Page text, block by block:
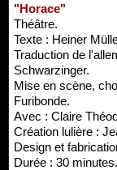
"Horace"
Théâtre.
Texte : Heiner
Traduction de
Schwarzinger.
Mise en scène,
Furibonde.
Avec : Claire
Création lulière :
Design et
Durée : 30 minutes.